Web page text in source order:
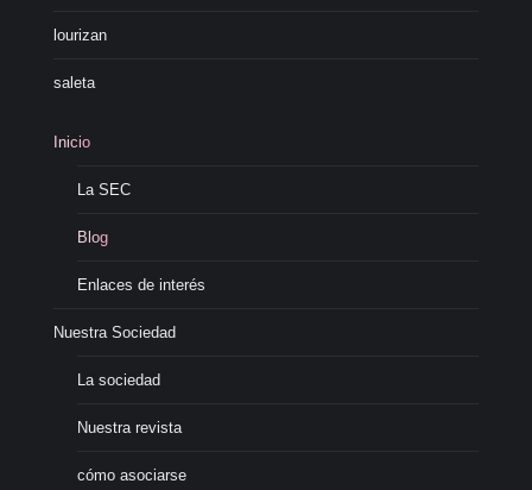
lourizan
saleta
Inicio
La SEC
Blog
Enlaces de interés
Nuestra Sociedad
La sociedad
Nuestra revista
cómo asociarse